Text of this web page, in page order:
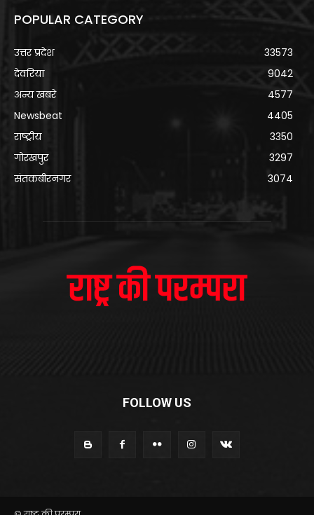
POPULAR CATEGORY
उत्तर प्रदेश
33573
देवरिया
9042
अन्य खबरे
4577
Newsbeat
4405
राष्ट्रीय
3350
गोरखपुर
3297
संतकबीरनगर
3074
FOLLOW US